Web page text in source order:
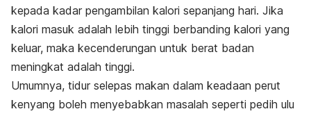
kepada kadar pengambilan kalori sepanjang hari. Jika
kalori masuk adalah lebih tinggi berbanding kalori yang
keluar, maka kecenderungan untuk berat badan
meningkat adalah tinggi.
Umumnya, tidur selepas makan dalam keadaan perut
kenyang boleh menyebabkan masalah seperti pedih ulu